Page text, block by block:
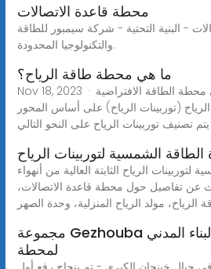
محطة قاعدة الاتصالات
- البنية التحتية - شركة سيمبور للطاقة
والتكنولوجيا المحدودة.
ما هي محطة طاقة الرياح؟
Nov 18, 2023 · انظر أيضا: ما هي محطة الطاقة الافتراضية (VPP)؟
(توربينات الرياح) على أساس المحور
الشمسية لتوربينات الرياح
الرياح الثابتة العالية من أنهواء
عن تفاصيل حول محطة قاعدة الاتصالات،
مولد الرياح المنزلية، وحدة الصهر
مجموعة Gezhouba توقع مشروع البناء المدني
لمحطة